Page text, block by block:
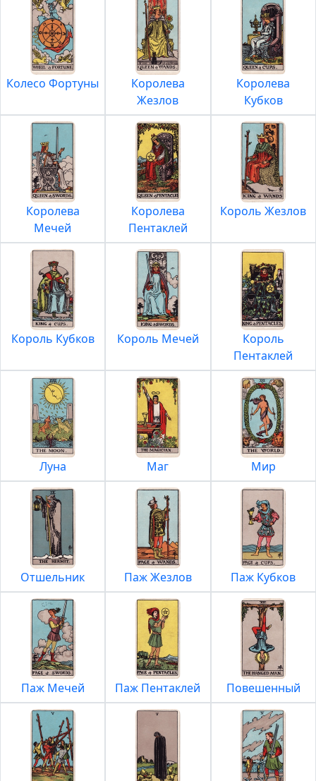
Колесо Фортуны
Королева
Жезлов
Королева
Кубков
Королева
Мечей
Королева
Пентаклей
Король Жезлов
Король Кубков Король Мечей
Король
Пентаклей
Луна Маг Мир
Отшельник Паж Жезлов Паж Кубков
Паж Мечей Паж Пентаклей Повешенный